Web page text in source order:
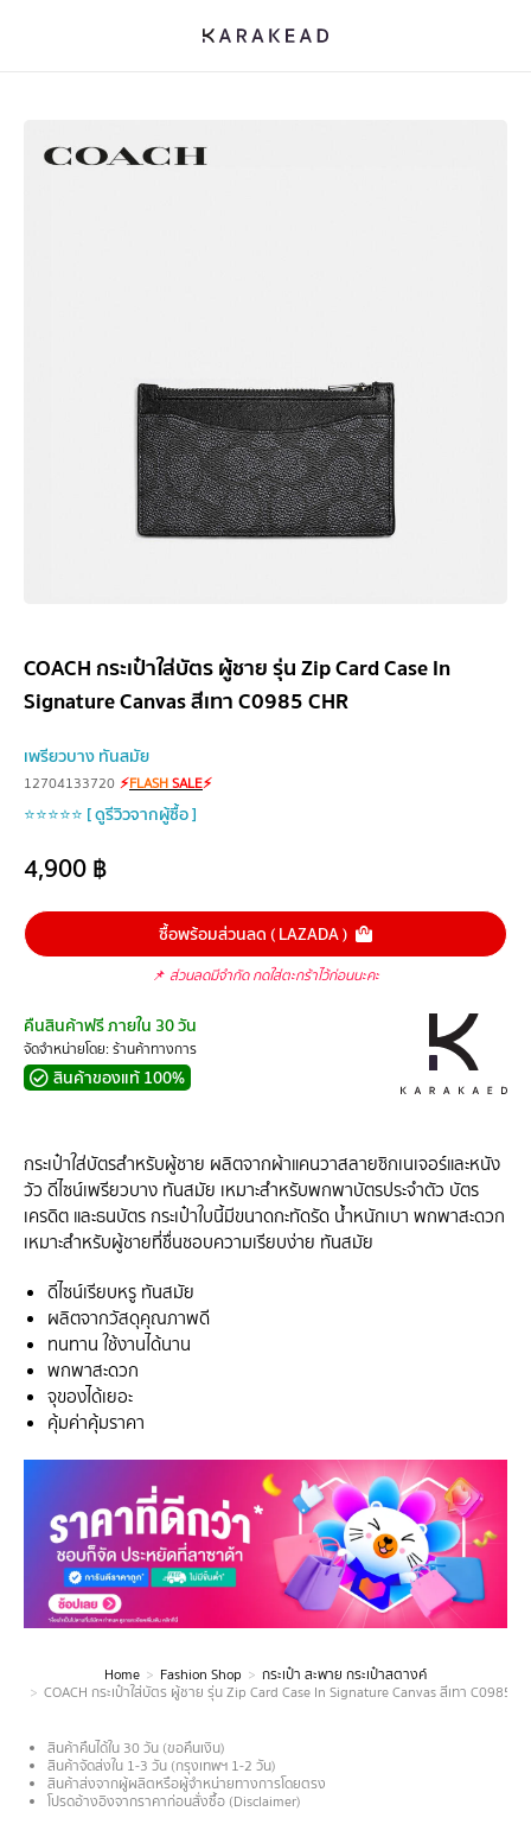
COACH กระเป๋าใส่บัตร ผู้ชาย รุ่น Zip Card Case In
Signature Canvas สีเทา C0985 CHR
เพรียวบาง ทันสมัย
12704133720 ⚡FLASHSALE⚡
⭐⭐⭐⭐⭐ [ ดูรีวิวจากผู้ซื้อ ]
4,900฿
ซื้อพร้อมส่วนลด ( LAZADA )
📌 ส่วนลดมีจำกัด กดใส่ตะกร้าไว้ก่อนนะคะ
คืนสินค้าฟรี ภายใน 30 วัน
จัดจำหน่ายโดย: ร้านค้าทางการ
สินค้าของแท้ 100%
กระเป๋าใส่บัตรสำหรับผู้ชาย ผลิตจากผ้าแคนวาสลายซิกเนเจอร์และหนัง
วัว ดีไซน์เพรียวบาง ทันสมัย เหมาะสำหรับพกพาบัตรประจำตัว บัตร
เครดิต และธนบัตร กระเป๋าใบนี้มีขนาดกะทัดรัด น้ำหนักเบา พกพาสะดวก
เหมาะสำหรับผู้ชายที่ชื่นชอบความเรียบง่าย ทันสมัย
ดีไซน์เรียบหรู ทันสมัย
ผลิตจากวัสดุคุณภาพดี
ทนทาน ใช้งานได้นาน
พกพาสะดวก
จุของได้เยอะ
คุ้มค่าคุ้มราคา
You are here:
Home Fashion Shop
กระเป๋า สะพาย กระเป๋าสตางค์
COACH กระเป๋าใส่บัตร ผู้ชาย รุ่น Zip Card Case In Signature Canvas สีเทา C0985
สินค้าคืนได้ใน 30 วัน (ขอคืนเงิน)
สินค้าจัดส่งใน 1-3 วัน (กรุงเทพฯ 1-2 วัน)
สินค้าส่งจากผู้ผลิตหรือผู้จำหน่ายทางการโดยตรง
โปรดอ้างอิงจากราคาก่อนสั่งซื้อ (Disclaimer)